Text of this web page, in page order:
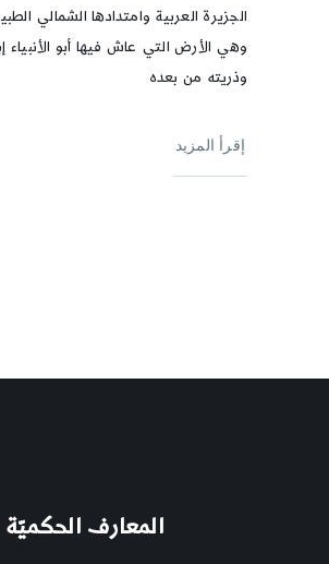
الجزيرة العربية وامتدادها الشمالي
وهي الأرض التي عاش فيها أبو الأنبياء
وذريته من بعده
إقرأ المزيد
المعارف الحكميّة